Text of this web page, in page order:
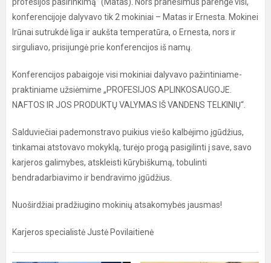
konferencijoje dalyvavo tik 2 mokiniai – Matas ir Ernesta. Mokinei
Irūnai sutrukdė liga ir aukšta temperatūra, o Ernesta, nors ir
sirguliavo, prisijungė prie konferencijos iš namų.
Konferencijos pabaigoje visi mokiniai dalyvavo pažintiniame-
praktiniame užsiėmime „PROFESIJOS APLINKOSAUGOJE.
NAFTOS IR JOS PRODUKTŲ VALYMAS IŠ VANDENS TELKINIŲ“.
Salduviečiai pademonstravo puikius viešo kalbėjimo įgūdžius,
tinkamai atstovavo mokyklą, turėjo progą pasigilinti į save, savo
karjeros galimybes, atskleisti kūrybiškumą, tobulinti
bendradarbiavimo ir bendravimo įgūdžius.
Nuoširdžiai pradžiugino mokinių atsakomybės jausmas!
Karjeros specialistė Justė Povilaitienė